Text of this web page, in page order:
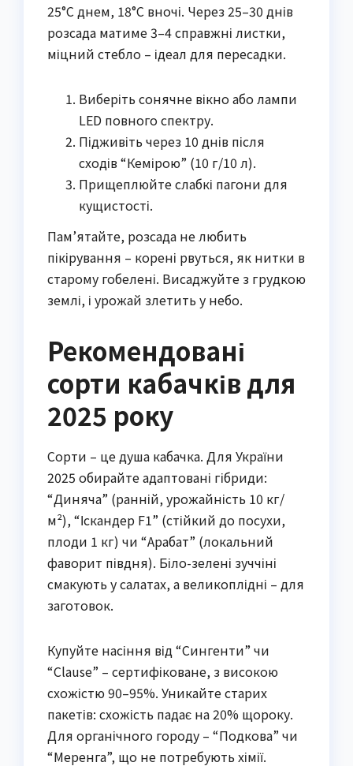
25°C днем, 18°C вночі. Через 25–30 днів
розсада матиме 3–4 справжні листки,
міцний стебло – ідеал для пересадки.
Виберіть сонячне вікно або лампи
LED повного спектру.
Підживіть через 10 днів після
сходів “Кемірою” (10 г/10 л).
Прищеплюйте слабкі пагони для
кущистості.
Пам’ятайте, розсада не любить
пікірування – корені рвуться, як нитки в
старому гобелені. Висаджуйте з грудкою
землі, і урожай злетить у небо.
Рекомендовані
сорти кабачків для
2025 року
Сорти – це душа кабачка. Для України
2025 обирайте адаптовані гібриди:
“Диняча” (ранній, урожайність 10 кг/
м²), “Іскандер F1” (стійкий до посухи,
плоди 1 кг) чи “Арабат” (локальний
фаворит півдня). Біло-зелені зуччіні
смакують у салатах, а великоплідні – для
заготовок.
Купуйте насіння від “Сингенти” чи
“Clause” – сертифіковане, з високою
схожістю 90–95%. Уникайте старих
пакетів: схожість падає на 20% щороку.
Для органічного городу – “Подкова” чи
“Меренга”, що не потребують хімії.